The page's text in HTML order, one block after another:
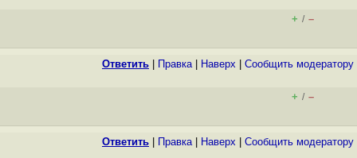
+ / –
Ответить Правка| Наверх Cообщить модератору
+ / –
Ответить Правка| Наверх Cообщить модератору